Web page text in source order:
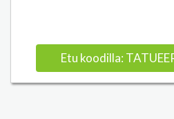
Etu koodilla: